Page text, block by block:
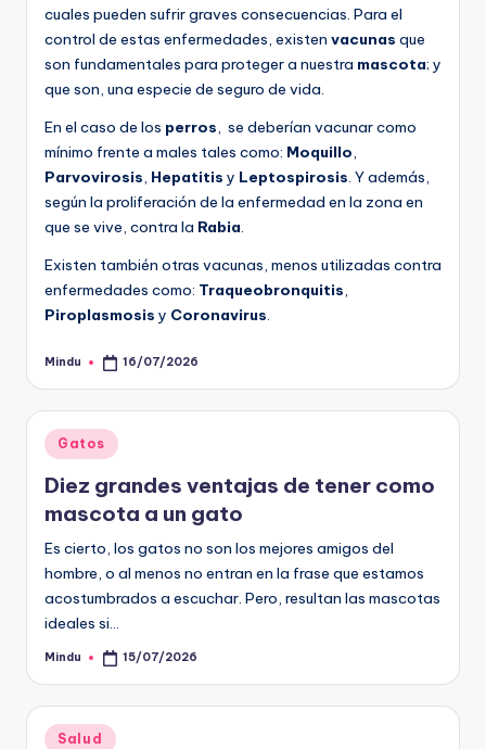
cuales pueden sufrir graves consecuencias. Para el
control de estas enfermedades, existen vacunas que
son fundamentales para proteger a nuestra mascota; y
que son, una especie de seguro de vida.
En el caso de los perros, se deberían vacunar como
mínimo frente a males tales como: Moquillo,
Parvovirosis, Hepatitis y Leptospirosis. Y además,
según la proliferación de la enfermedad en la zona en
que se vive, contra la Rabia.
Existen también otras vacunas, menos utilizadas contra
enfermedades como: Traqueobronquitis,
Piroplasmosis y Coronavirus.
Publicado
Mindu 16/07/2026
Publicado
en
Gatos
Diez grandes ventajas de tener como
mascota a un gato
Es cierto, los gatos no son los mejores amigos del
hombre, o al menos no entran en la frase que estamos
acostumbrados a escuchar. Pero, resultan las mascotas
ideales si…
Publicado
Mindu 15/07/2026
Publicado
Salud